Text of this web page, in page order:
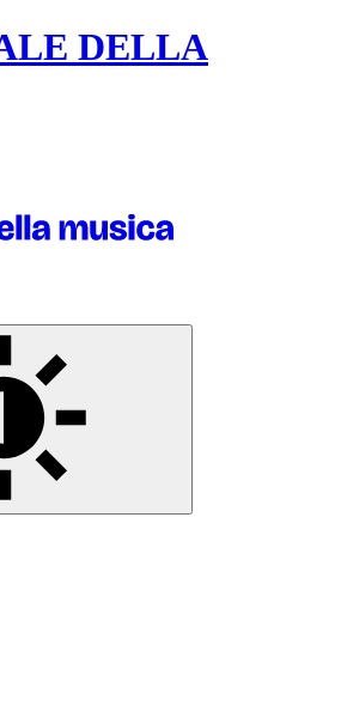
DELLA